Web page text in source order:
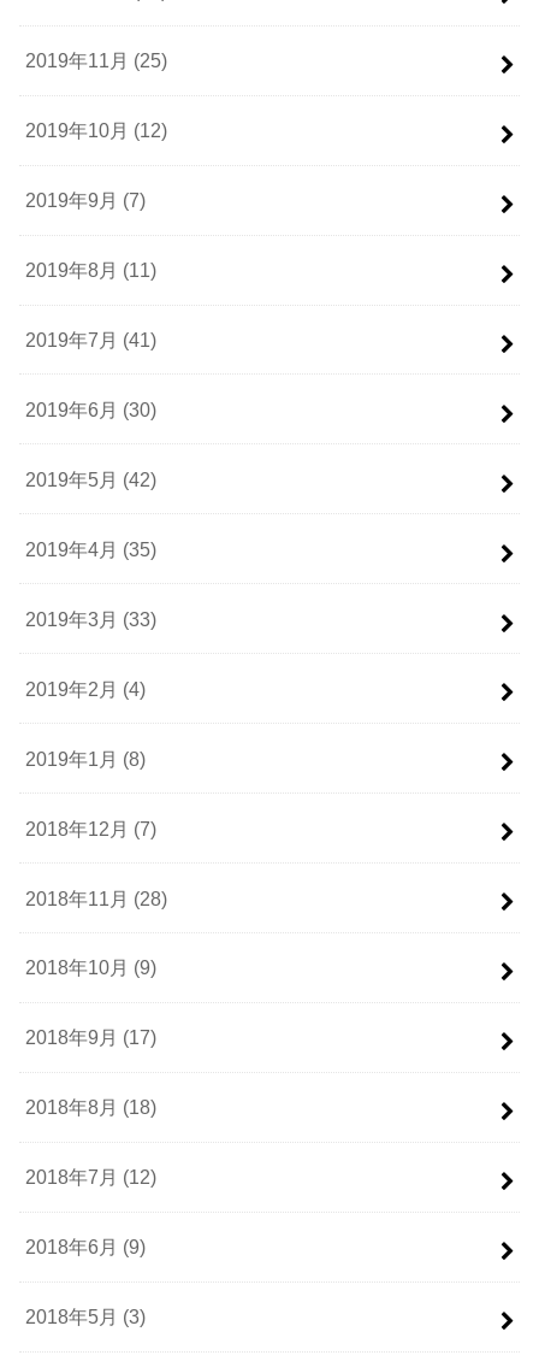
2019年11月 (25)
2019年10月 (12)
2019年9月 (7)
2019年8月 (11)
2019年7月 (41)
2019年6月 (30)
2019年5月 (42)
2019年4月 (35)
2019年3月 (33)
2019年2月 (4)
2019年1月 (8)
2018年12月 (7)
2018年11月 (28)
2018年10月 (9)
2018年9月 (17)
2018年8月 (18)
2018年7月 (12)
2018年6月 (9)
2018年5月 (3)